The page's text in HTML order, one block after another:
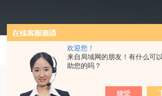
欢迎您！
来自局域网的朋友！有什么可
助您的吗？